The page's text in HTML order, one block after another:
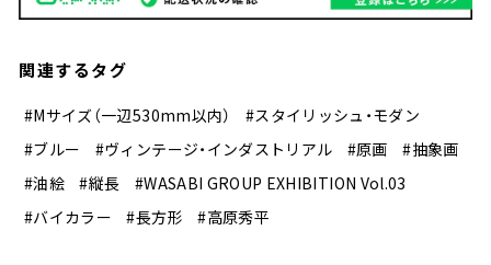
関連するタグ
#Mサイズ（一辺530mm以内）
#スタイリッシュ・モダン
#ブルー
#ヴィンテージ・インダストリアル #原画
#抽象画
#油絵
#縦長
#WASABI GROUP EXHIBITION Vol.03
#バイカラー
#長方形 #高原秀平